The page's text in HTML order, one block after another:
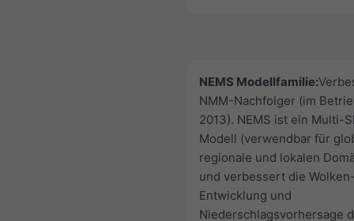
NEMS Modellfamilie:
NMM-Nachfolger (im
2013). NEMS ist ein Multi-
Modell (verwendbar für
regionale und lokalen
und verbessert die
Entwicklung und
Niederschlagsvorhersage